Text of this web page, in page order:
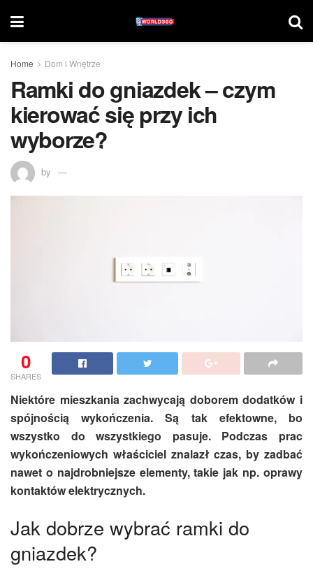
Home Dom i Wnętrze
Ramki do gniazdek – czym
kierować się przy ich
wyborze?
by
0
SHARES
Niektóre mieszkania zachwycają doborem dodatków i
spójnością wykończenia. Są tak efektowne, bo
wszystko do wszystkiego pasuje. Podczas prac
wykończeniowych właściciel znalazł czas, by zadbać
nawet o najdrobniejsze elementy, takie jak np. oprawy
kontaktów elektrycznych.
Jak dobrze wybrać ramki do
gniazdek?